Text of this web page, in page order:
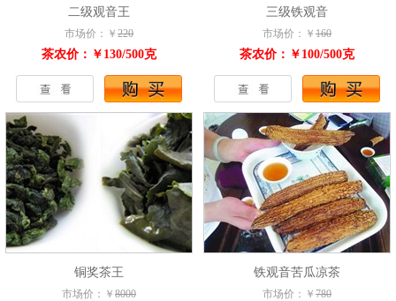
二级观音王
市场价：￥ 220
茶农价：￥130/500克
三级铁观音
市场价：￥ 160
茶农价：￥100/500克
铜奖茶王
市场价：￥ 8000
铁观音苦瓜凉茶
市场价：￥ 780